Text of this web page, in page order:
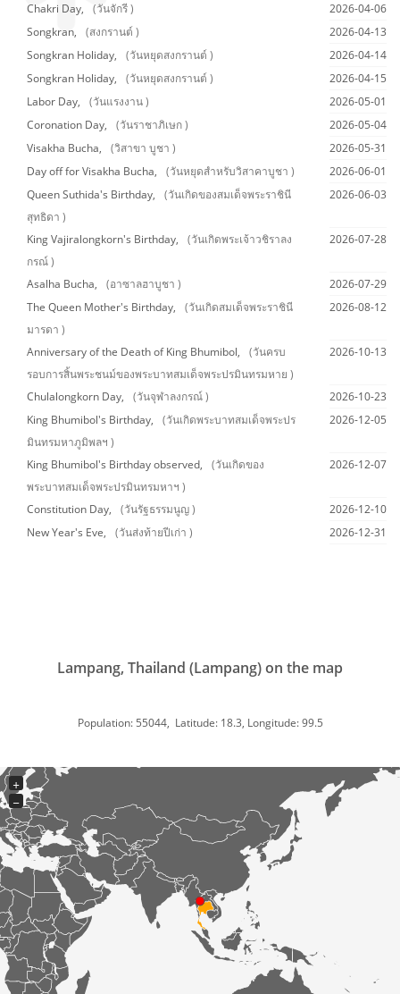
Chakri Day,
(วันจักรี )
2026-04-06
Songkran,
(สงกรานต์ )
2026-04-13
Songkran Holiday,
(วันหยุดสงกรานต์ )
2026-04-14
Songkran Holiday,
(วันหยุดสงกรานต์ )
2026-04-15
Labor Day,
(วันแรงงาน )
2026-05-01
Coronation Day,
(วันราชาภิเษก )
2026-05-04
Visakha Bucha,
(วิสาขา บูชา )
2026-05-31
Day off for Visakha Bucha,
(วันหยุดสำหรับวิสาคาบูชา )
2026-06-01
Queen Suthida's Birthday,
(วันเกิดของสมเด็จพระราชินี
สุทธิดา )
2026-06-03
King Vajiralongkorn's Birthday,
(วันเกิดพระเจ้าวชิราลง
กรณ์ )
2026-07-28
Asalha Bucha, (อาซาลฮาบูชา )
2026-07-29
The Queen Mother's Birthday,
(วันเกิดสมเด็จพระราชินี
มารดา )
2026-08-12
Anniversary of the Death of King Bhumibol,
(วันครบ
รอบการสิ้นพระชนม์ของพระบาทสมเด็จพระปรมินทรมหาย )
2026-10-13
Chulalongkorn Day, (วันจุฬาลงกรณ์ )
2026-10-23
King Bhumibol's Birthday,
(วันเกิดพระบาทสมเด็จพระปร
มินทรมหาภูมิพลฯ )
2026-12-05
King Bhumibol's Birthday observed,
(วันเกิดของ
พระบาทสมเด็จพระปรมินทรมหาฯ )
2026-12-07
Constitution Day, (วันรัฐธรรมนูญ )
2026-12-10
New Year's Eve,
(วันส่งท้ายปีเก่า ) 2026-12-31
Lampang, Thailand (Lampang) on the map
Population: 55044, Latitude: 18.3, Longitude: 99.5
+
−